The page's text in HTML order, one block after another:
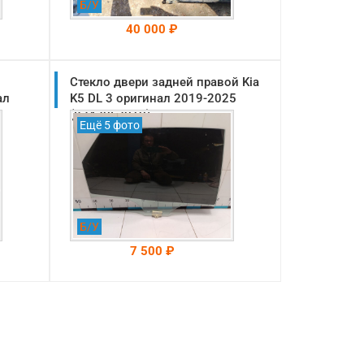
Б/У
40 000 ₽
На складе: Раменское
-->
Стекло двери задней правой Kia
K5 DL 3 оригинал 2019-2025
(83420L2010)
Ещё 5 фото
Б/У
7 500 ₽